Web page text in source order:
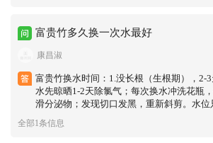
富贵竹多久换一次水最好
康昌淑
富贵竹换水时间：1.没长根（生根期），
水先晾晒1‑2天除氯气；每次换水冲洗花瓶
滑分泌物；发现切口发黑，重新斜剪。水位
不要留叶子。2.已经长出白色新根：水清澈
全换水，频繁换水反而容易黄叶。夏天高温
全部1条信息